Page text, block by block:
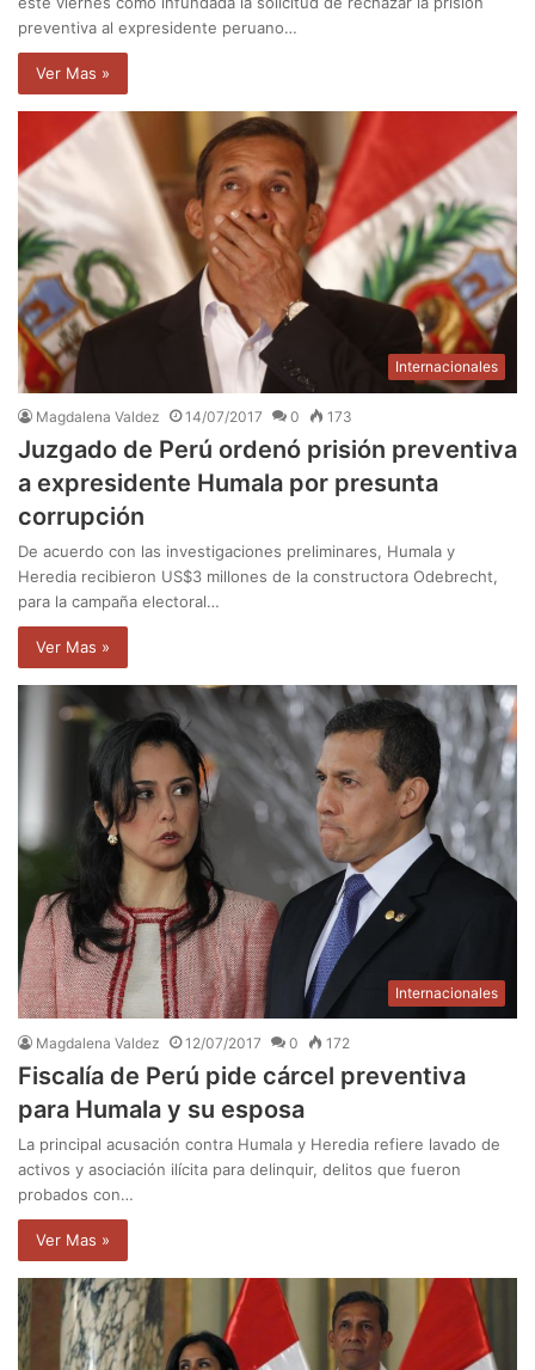
preventiva al expresidente peruano…
Ver Mas »
Internacionales
Magdalena Valdez 14/07/2017 0 173
Juzgado de Perú ordenó prisión preventiva
a expresidente Humala por presunta
corrupción
De acuerdo con las investigaciones preliminares, Humala y
Heredia recibieron US$3 millones de la constructora Odebrecht,
para la campaña electoral…
Ver Mas »
Internacionales
Magdalena Valdez 12/07/2017 0 172
Fiscalía de Perú pide cárcel preventiva
para Humala y su esposa
La principal acusación contra Humala y Heredia refiere lavado de
activos y asociación ilícita para delinquir, delitos que fueron
probados con…
Ver Mas »